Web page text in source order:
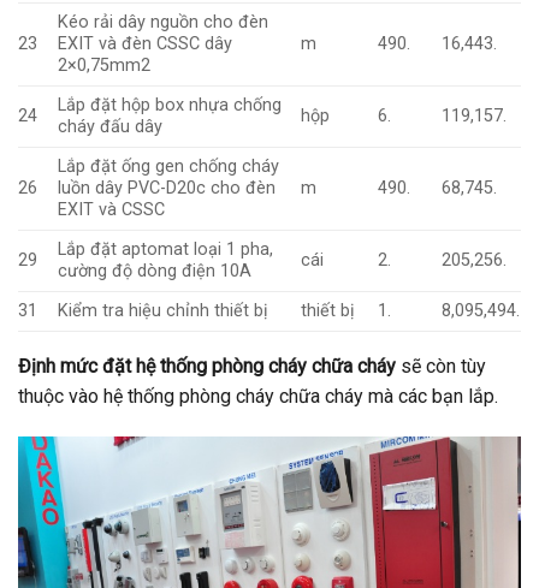
23
Kéo rải dây nguồn cho đèn
EXIT và đèn CSSC dây
2×0,75mm2
m 490. 16,443.
24
Lắp đặt hộp box nhựa chống
cháy đấu dây
hộp 6. 119,157.
26
Lắp đặt ống gen chống cháy
luồn dây PVC-D20c cho đèn
EXIT và CSSC
m 490. 68,745.
29
Lắp đặt aptomat loại 1 pha,
cường độ dòng điện 10A
cái 2. 205,256.
31 Kiểm tra hiệu chỉnh thiết bị thiết bị 1. 8,095,494.
Định mức đặt hệ thống phòng cháy chữa cháy sẽ còn tùy
thuộc vào hệ thống phòng cháy chữa cháy mà các bạn lắp.